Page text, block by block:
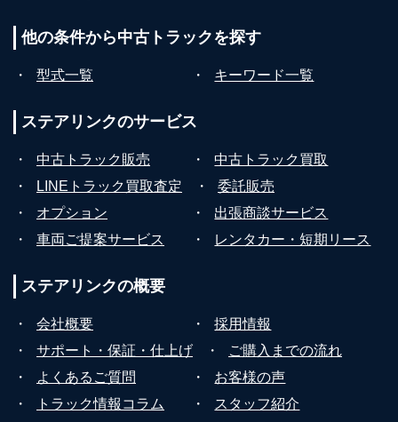
他の条件から中古トラックを探す
・ 型式一覧 ・ キーワード一覧
ステアリンクのサービス
・ 中古トラック販売 ・
中古トラック買取
・
LINEトラック買取査定 ・
委託販売
・
オプション ・
出張商談サービス
・
車両ご提案サービス ・ レンタカー・短期リース
ステアリンクの概要
・ 会社概要 ・
採用情報
・
サポート・保証・仕上げ ・
ご購入までの流れ
・
よくあるご質問 ・
お客様の声
・
トラック情報コラム ・
スタッフ紹介